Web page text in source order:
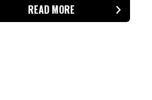
READ MORE